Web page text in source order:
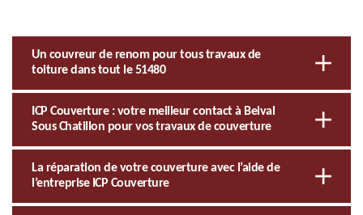
Un couvreur de renom pour tous travaux de
toiture dans tout le 51480
ICP Couverture : votre meilleur contact à Belval
Sous Chatillon pour vos travaux de couverture
La réparation de votre couverture avec l’aide de
l’entreprise ICP Couverture